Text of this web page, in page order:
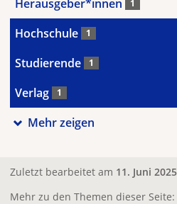
Herausgeber*innen 1
Hochschule 1
Studierende 1
Verlag 1
Mehr zeigen
Zuletzt bearbeitet am 11. Juni 2025
Mehr zu den Themen dieser Seite: